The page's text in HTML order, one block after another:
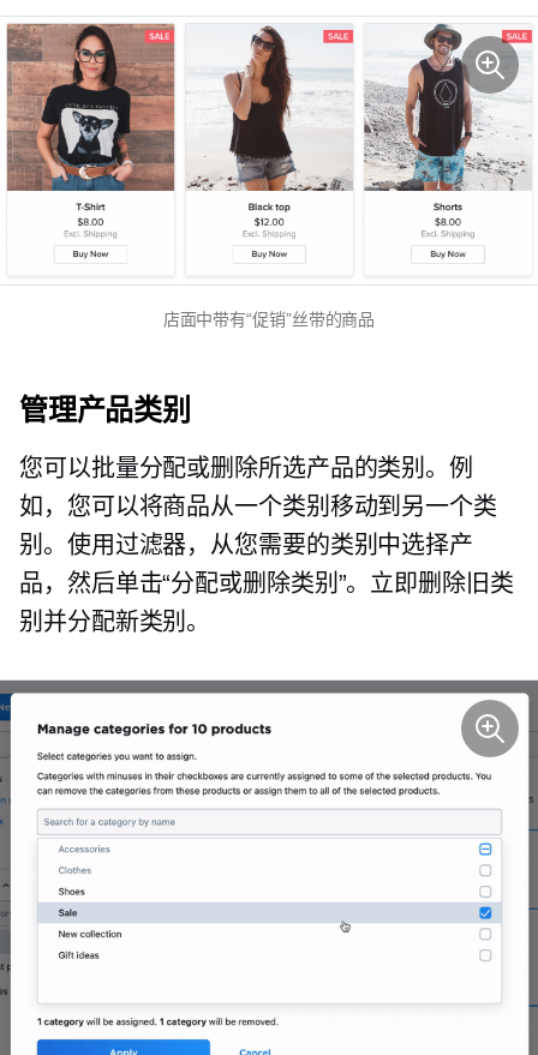
店面中带有“促销”丝带的商品
管理产品类别
您可以批量分配或删除所选产品的类别。例
如，您可以将商品从一个类别移动到另一个类
别。使用过滤器，从您需要的类别中选择产
品，然后单击“分配或删除类别”。立即删除旧类
别并分配新类别。